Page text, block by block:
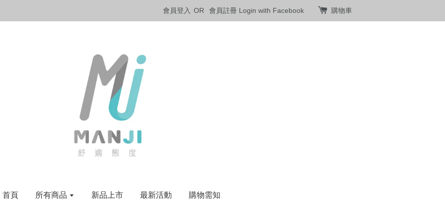
會員登入 OR 會員註冊 Login with Facebook 購物車
首頁 所有商品 新品上市 最新活動 購物需知